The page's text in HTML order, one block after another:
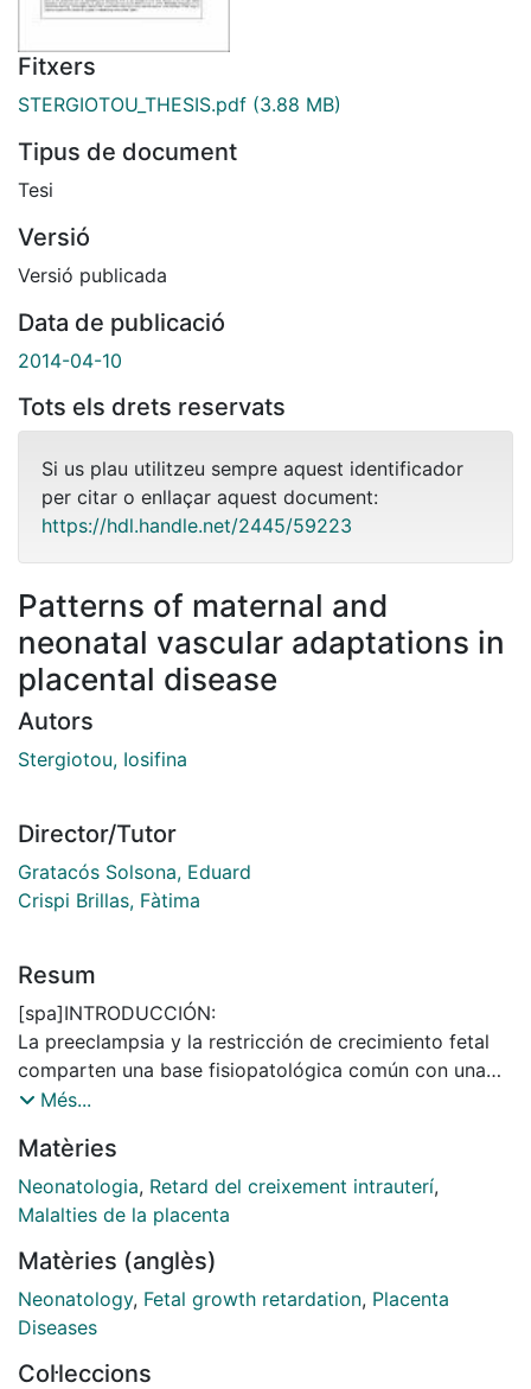
Fitxers
STERGIOTOU_THESIS.pdf (3.88 MB)
Tipus de document
Tesi
Versió
Versió publicada
Data de publicació
2014-04-10
Tots els drets reservats
Si us plau utilitzeu sempre aquest identificador
per citar o enllaçar aquest document:
https://hdl.handle.net/2445/59223
Patterns of maternal and
neonatal vascular adaptations in
placental disease
Autors
Stergiotou, Iosifina
Director/Tutor
Gratacós Solsona, Eduard
Crispi Brillas, Fàtima
Resum
[spa]INTRODUCCIÓN:
La preeclampsia y la restricción de crecimiento fetal
comparten una base fisiopatológica común con una
enfermedad placentaria similar y enfermedad
tesis es que las enfermedades placentarias podrían
afectar la estructura y función vascular de madres y
neonatos.
El objetivo de este estudio es determinar diversos
índices vasculares estructurales y funcionales en
madres y recién nacidos de casos de preeclampsia y
enfermedad vascular subclínica y potencial factor de
Més...
Matèries
Neonatologia, Retard del creixement intrauterí,
Malalties de la placenta
Matèries (anglès)
Neonatology, Fetal growth retardation, Placenta
Diseases
Col·leccions